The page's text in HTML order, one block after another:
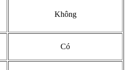
Không
Có